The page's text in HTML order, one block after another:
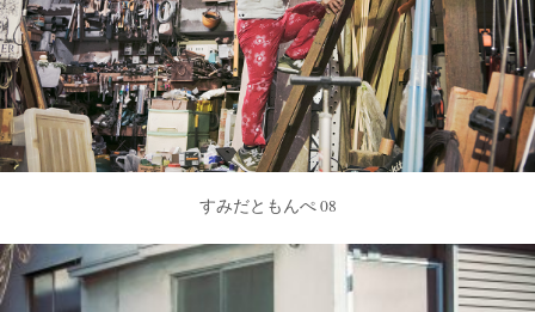
すみだともんぺ 08